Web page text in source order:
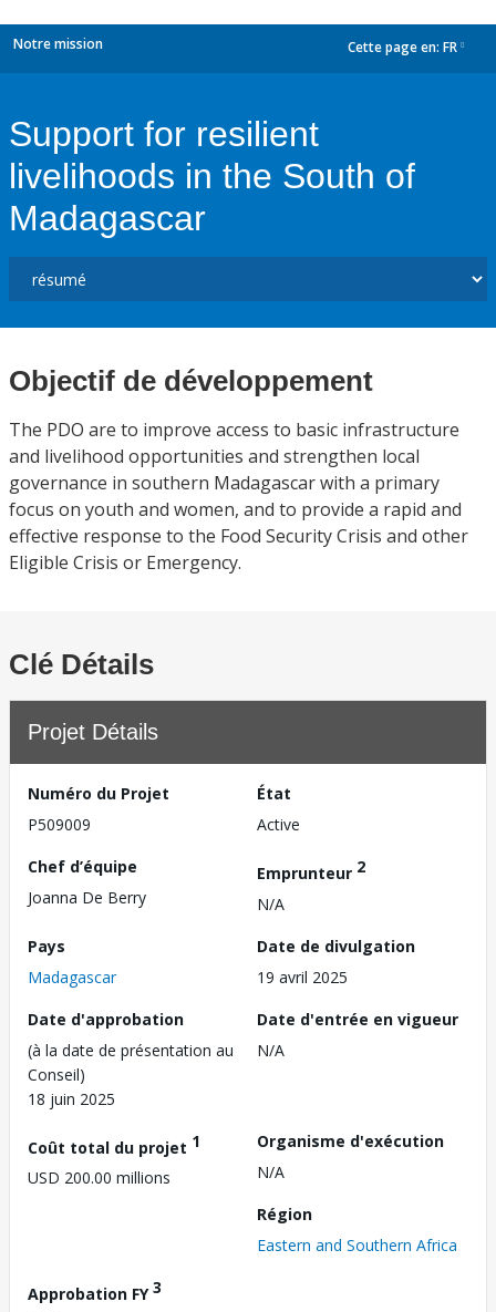
Notre mission Cette page en: FR
Support for resilient
livelihoods in the South of
Madagascar
Objectif de développement
The PDO are to improve access to basic infrastructure
and livelihood opportunities and strengthen local
governance in southern Madagascar with a primary
focus on youth and women, and to provide a rapid and
effective response to the Food Security Crisis and other
Eligible Crisis or Emergency.
Clé Détails
Projet Détails
Numéro du Projet
P509009
État
Active
Chef d’équipe
Joanna De Berry
Emprunteur 2
N/A
Pays
Madagascar
Date de divulgation
19 avril 2025
Date d'approbation
(à la date de présentation au
Conseil)
18 juin 2025
Date d'entrée en vigueur
N/A
Coût total du projet 1
USD 200.00 millions
Organisme d'exécution
N/A
Région
Eastern and Southern Africa
Approbation FY3